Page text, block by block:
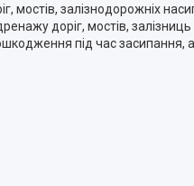
залізнодорожніх
доріг, мостів,
під час засипання,